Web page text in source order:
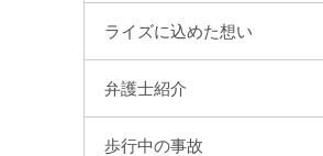
ライズに込めた想い
弁護士紹介
歩行中の事故